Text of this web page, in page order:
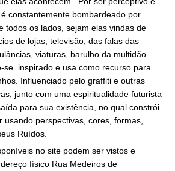
constantemente bombardeado por
todos os lados, sejam elas vindas de
de lojas, televisão, das falas das
viaturas, barulho da multidão.
se inspirado e usa como recurso para
Influenciado pelo graffiti e outras
junto com uma espiritualidade futurista
para sua existência, no qual constrói
usando perspectivas, cores, formas,
Ruídos.
no site podem ser vistos e
físico Rua Medeiros de